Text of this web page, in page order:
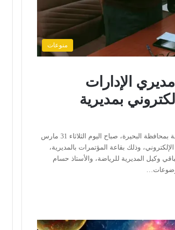
منوعات
الإدارات
بمديرية
البحيرة/ شوقى سليمان عقد السيد/علاء الجزار، مدير مديرية الشباب والرياضة بمحافظة البحيرة، صباح اليوم الثلاثاء 31 مارس
وذلك بقاعة المؤتمرات بالمديرية،
وكيل المديرية للرياضة، والأستاذ حسام